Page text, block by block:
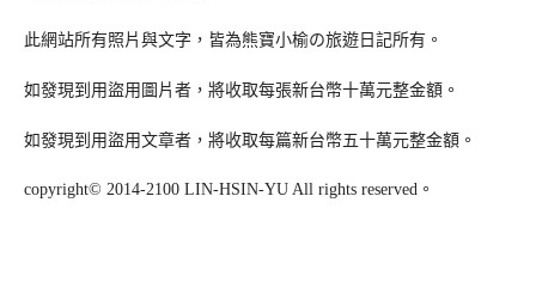
此網站所有照片與文字，皆為熊寶小榆の旅遊日記所有。
如發現到用盜用圖片者，將收取每張新台幣十萬元整金額。
如發現到用盜用文章者，將收取每篇新台幣五十萬元整金額。
copyright© 2014-2100 LIN-HSIN-YU All rights reserved。